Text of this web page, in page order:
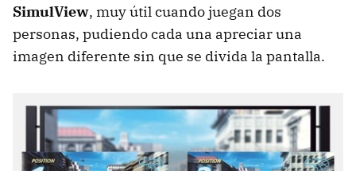
SimulView, muy útil cuando juegan dos
personas, pudiendo cada una apreciar una
imagen diferente sin que se divida la pantalla.